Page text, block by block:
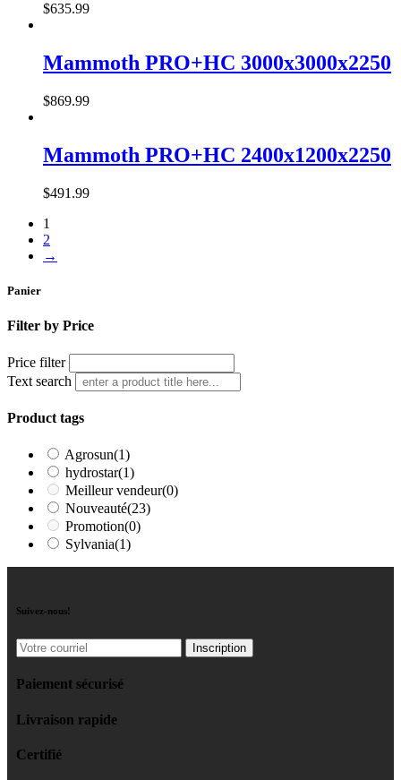
$635.99
Mammoth PRO+HC 3000x3000x2250
$869.99
Mammoth PRO+HC 2400x1200x2250
$491 .99
1
2
→
Panier
Filter by Price
Price filter
Text search
Product tags
Agrosun(1)
hydrostar(1)
Meilleur vendeur(0)
Nouveauté(23)
Promotion(0)
Sylvania(1)
Suivez-nous!
Paiement sécurisé
Livraison rapide
Certifié